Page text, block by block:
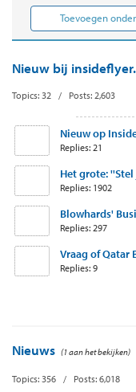
Toevoegen
Nieuw bij
Topics: 32 / Posts: 2,603
Nieuw op
Replies: 21
Het grote:
Replies: 1902
Blowhards'
Replies: 297
Vraag of Qatar
Replies: 9
Nieuws (1 aan het bekijken)
Topics: 356 / Posts: 6,018